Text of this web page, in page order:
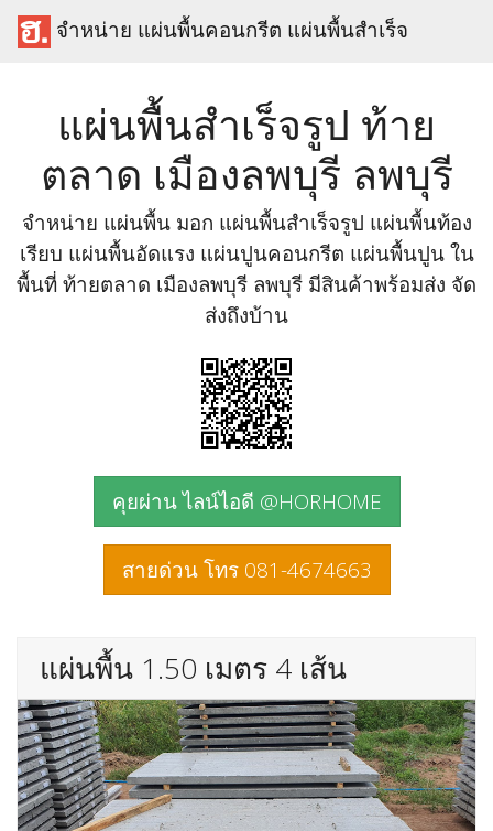
จำหน่าย แผ่นพื้นคอนกรีต แผ่นพื้นสำเร็จ
แผ่นพื้นสำเร็จรูป ท้าย
ตลาด เมืองลพบุรี ลพบุรี
จำหน่าย แผ่นพื้น มอก แผ่นพื้นสำเร็จรูป แผ่นพื้นท้อง
เรียบ แผ่นพื้นอัดแรง แผ่นปูนคอนกรีต แผ่นพื้นปูน ใน
พื้นที่ ท้ายตลาด เมืองลพบุรี ลพบุรี มีสินค้าพร้อมส่ง จัด
ส่งถึงบ้าน
คุยผ่าน ไลน์ไอดี @HORHOME
สายด่วน โทร 081-4674663
แผ่นพื้น 1.50 เมตร 4 เส้น